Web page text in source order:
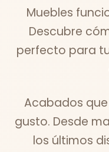
Muebles
Descubre
perfecto para
Acabados
gusto. Desde
los últimos